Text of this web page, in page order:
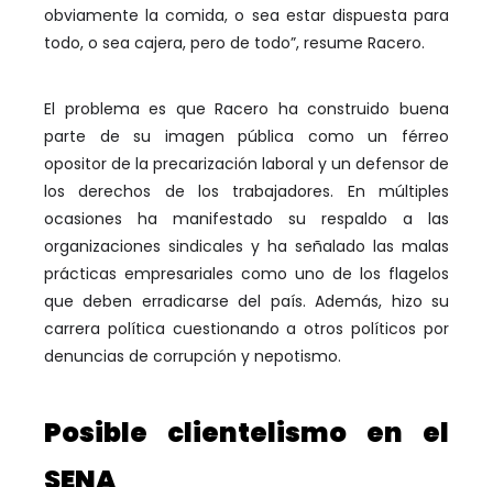
obviamente la comida, o sea estar dispuesta para
todo, o sea cajera, pero de todo”, resume Racero.
El problema es que Racero ha construido buena
parte de su imagen pública como un férreo
opositor de la precarización laboral y un defensor de
los derechos de los trabajadores. En múltiples
ocasiones ha manifestado su respaldo a las
organizaciones sindicales y ha señalado las malas
prácticas empresariales como uno de los flagelos
que deben erradicarse del país. Además, hizo su
carrera política cuestionando a otros políticos por
denuncias de corrupción y nepotismo.
Posible clientelismo en el